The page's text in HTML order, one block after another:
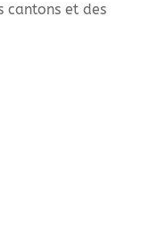
cantons et des